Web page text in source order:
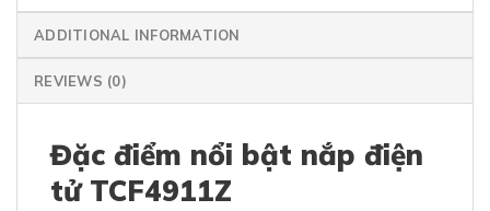
ADDITIONAL INFORMATION
REVIEWS (0)
Đặc điểm nổi bật nắp điện
tử TCF4911Z